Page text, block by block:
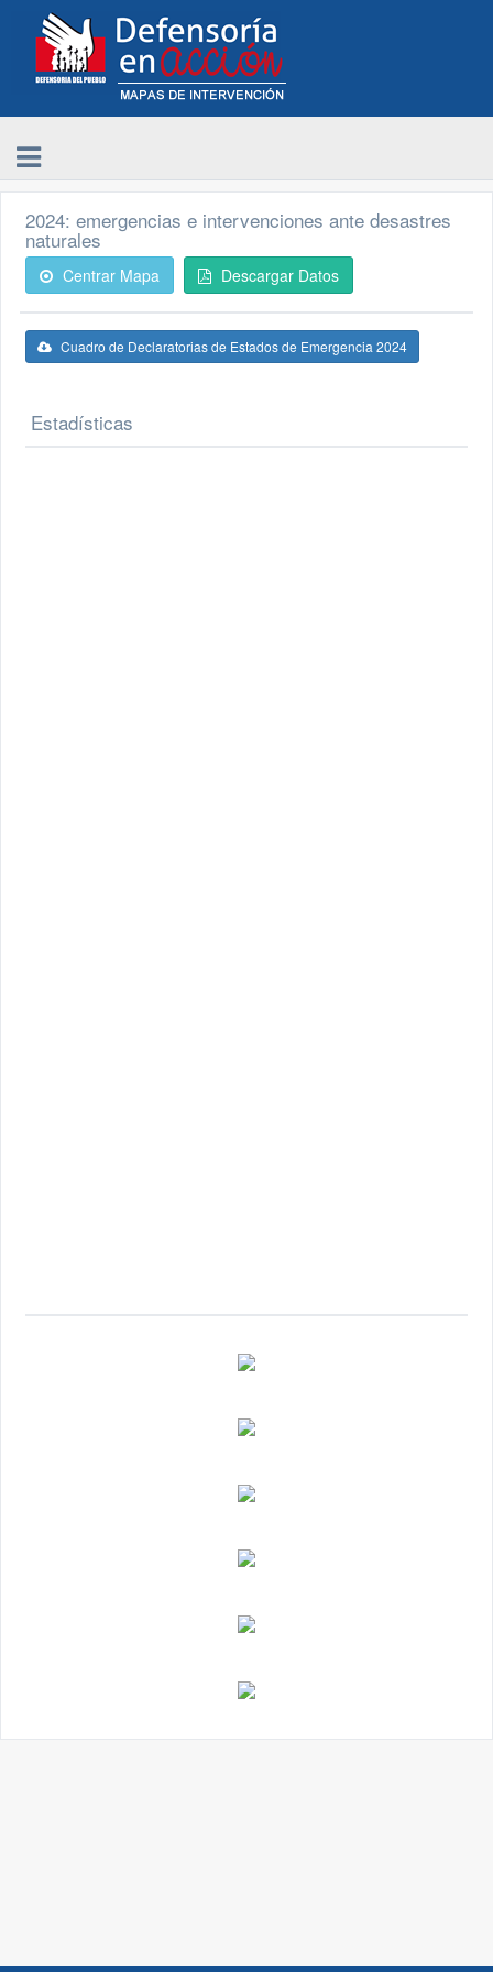
2024: emergencias e intervenciones ante desastres
naturales
Centrar Mapa Descargar Datos
Cuadro de Declaratorias de Estados de Emergencia 2024
Estadísticas